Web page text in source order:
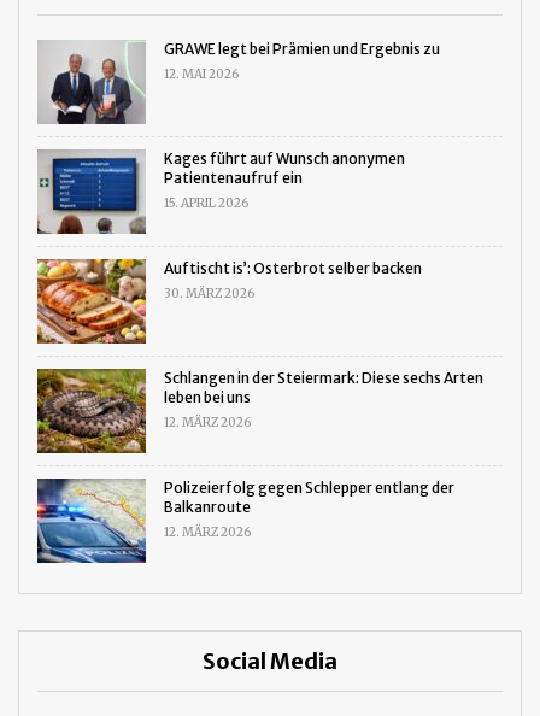
GRAWE legt bei Prämien und Ergebnis zu
12. MAI 2026
Kages führt auf Wunsch anonymen
Patientenaufruf ein
15. APRIL 2026
Auftischt is’: Osterbrot selber backen
30. MÄRZ 2026
Schlangen in der Steiermark: Diese sechs Arten
leben bei uns
12. MÄRZ 2026
Polizeierfolg gegen Schlepper entlang der
Balkanroute
12. MÄRZ 2026
Social Media